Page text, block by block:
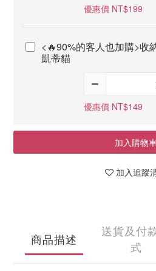
優惠價 NT$199
<🔥90%的客人也加購>收
凱蒂貓
優惠價 NT$149
加入購物
加入追蹤
商品描述
送貨及付
式